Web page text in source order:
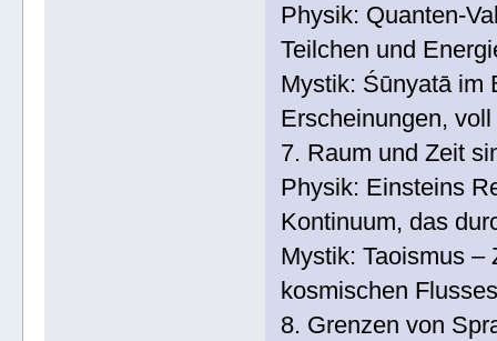
Physik: Quanten-
Teilchen und
Mystik: Śūnyatā im
Erscheinungen,
7. Raum und Zeit
Physik: Einsteins
Kontinuum, das
Mystik: Taoismus –
kosmischen
8. Grenzen von